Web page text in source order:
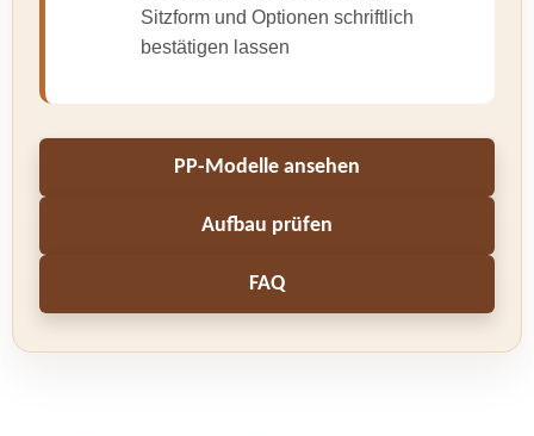
Sitzform und Optionen schriftlich
bestätigen lassen
PP-Modelle ansehen
Aufbau prüfen
FAQ